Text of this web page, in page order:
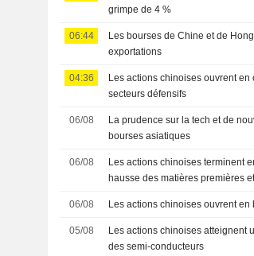
grimpe de 4 %
06:44
Les bourses de Chine et de
exportations
04:36
Les actions chinoises ouvrent
secteurs défensifs
06/08
La prudence sur la tech et de
bourses asiatiques
06/08
Les actions chinoises terminent
hausse des matières premières
06/08 Les actions chinoises ouvrent
05/08
Les actions chinoises atteignent
des semi-conducteurs